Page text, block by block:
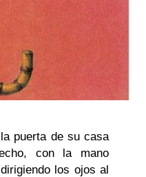
puerta de su casa
con la mano
los ojos al